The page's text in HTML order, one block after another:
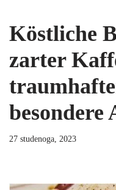
Köstliche
zarter
besondere
27 studenoga, 2023